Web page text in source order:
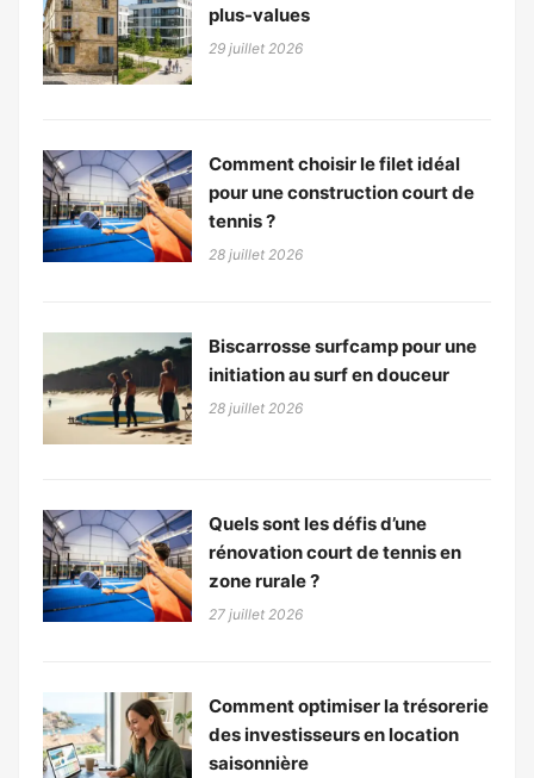
plus-values
29 juillet 2026
Comment choisir le filet idéal
pour une construction court de
tennis ?
28 juillet 2026
Biscarrosse surfcamp pour une
initiation au surf en douceur
28 juillet 2026
Quels sont les défis d’une
rénovation court de tennis en
zone rurale ?
27 juillet 2026
Comment optimiser la trésorerie
des investisseurs en location
saisonnière